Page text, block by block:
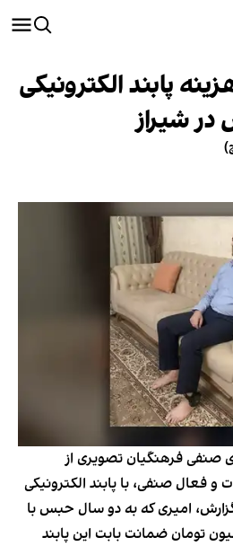
پابند الکترونیکی
شیراز
فرهنگیان تصویری از
و فعال صنفی، با پابند الکترونیکی
امیری که به دو سال حبس با
تومان ضمانت بابت این پابند